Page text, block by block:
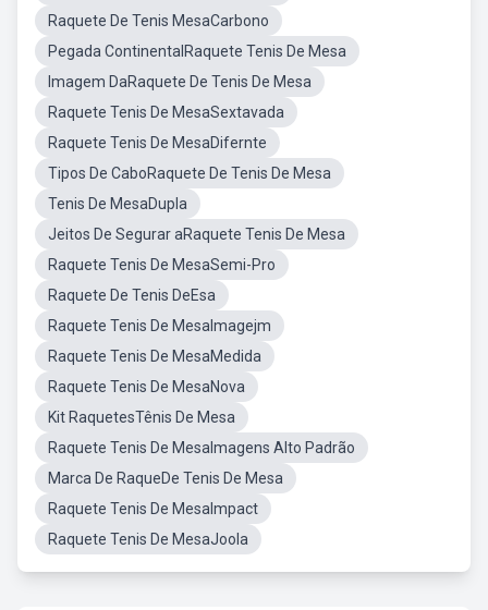
Raquete De Tenis MesaCarbono
Pegada ContinentalRaquete Tenis De Mesa
Imagem DaRaquete De Tenis De Mesa
Raquete Tenis De MesaSextavada
Raquete Tenis De MesaDifernte
Tipos De CaboRaquete De Tenis De Mesa
Tenis De MesaDupla
Jeitos De Segurar aRaquete Tenis De Mesa
Raquete Tenis De MesaSemi-Pro
Raquete De Tenis DeEsa
Raquete Tenis De MesaImagejm
Raquete Tenis De MesaMedida
Raquete Tenis De MesaNova
Kit RaquetesTênis De Mesa
Raquete Tenis De MesaImagens Alto Padrão
Marca De RaqueDe Tenis De Mesa
Raquete Tenis De MesaImpact
Raquete Tenis De MesaJoola